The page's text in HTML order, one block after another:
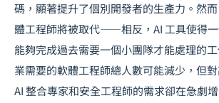
碼，顯著提升了個別開發者的生產力。然
體工程師將被取代——相反，AI 工具使得
能夠完成過去需要一個小團隊才能處理的
業需要的軟體工程師總人數可能減少，但
AI 整合專家和安全工程師的需求卻在急劇